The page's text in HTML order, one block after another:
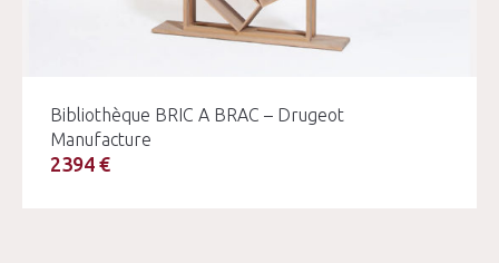
Bibliothèque BRIC A BRAC – Drugeot
Manufacture
2394 €